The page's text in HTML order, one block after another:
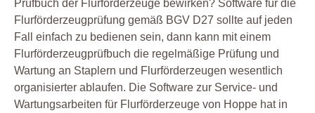
Prüfbuch der Flurförderzeuge bewirken? Software für die
Flurförderzeugprüfung gemäß BGV D27 sollte auf jeden
Fall einfach zu bedienen sein, dann kann mit einem
Flurförderzeugprüfbuch die regelmäßige Prüfung und
Wartung an Staplern und Flurförderzeugen wesentlich
organisierter ablaufen. Die Software zur Service- und
Wartungsarbeiten für Flurförderzeuge von Hoppe hat in